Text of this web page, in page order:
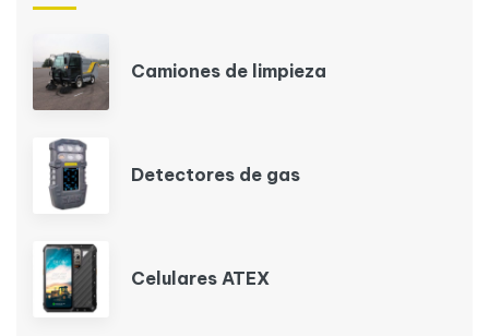
Camiones de limpieza
Detectores de gas
Celulares ATEX